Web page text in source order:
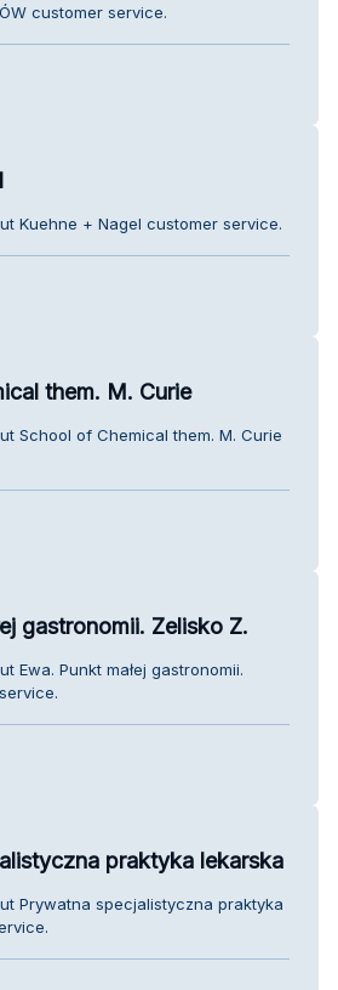
customer service.
Kuehne + Nagel customer service.
them. M. Curie
School of Chemical them. M. Curie
gastronomii. Zelisko Z.
Ewa. Punkt małej gastronomii.
praktyka lekarska
Prywatna specjalistyczna praktyka